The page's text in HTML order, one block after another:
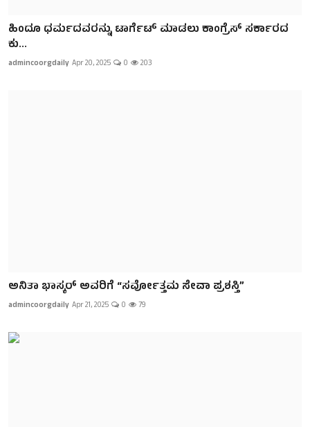
ಹಿಂದೂ ಧರ್ಮದವರನ್ನು ಟಾರ್ಗೆಟ್‌ ಮಾಡಲು ಕಾಂಗ್ರೆಸ್‌ ಸರ್ಕಾರದ
ಕು...
admincoorgdaily Apr 20, 2025 0 203
ಅನಿತಾ ಭಾಸ್ಕರ್ ಅವರಿಗೆ “ಸರ್ವೋತ್ತಮ ಸೇವಾ ಪ್ರಶಸ್ತಿ”
admincoorgdaily Apr 21, 2025 0 79